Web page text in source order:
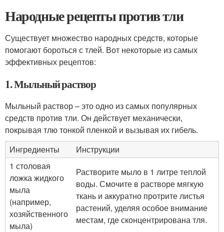
Народные рецепты против тли
Существует множество народных средств, которые
помогают бороться с тлей. Вот некоторые из самых
эффективных рецептов:
1. Мыльный раствор
Мыльный раствор – это одно из самых популярных
средств против тли. Он действует механически,
покрывая тлю тонкой пленкой и вызывая их гибель.
Ингредиенты
Инструкции
1 столовая
ложка жидкого
мыла
(например,
хозяйственного
мыла)
Растворите мыло в 1 литре теплой
воды. Смочите в растворе мягкую
ткань и аккуратно протрите листья
растений, уделяя особое внимание
местам, где сконцентрирована тля.